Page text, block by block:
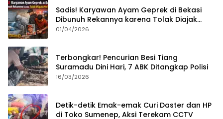
Sadis! Karyawan Ayam Geprek di Bekasi
Dibunuh Rekannya karena Tolak Diajak
Merampok Majikan
01/04/2026
Terbongkar! Pencurian Besi Tiang
Suramadu Dini Hari, 7 ABK Ditangkap Polisi
16/03/2026
Detik-detik Emak-emak Curi Daster dan HP
di Toko Sumenep, Aksi Terekam CCTV